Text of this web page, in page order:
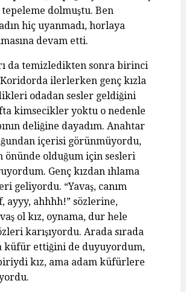
dolmuştu. Ben
hiç uyanmadı, horlaya
devam etti.
da temizledikten sonra birinci
ilerlerken genç kızla
odadan sesler geldiğini
kimsecikler yoktu o nedenle
deliğine dayadım. Anahtar
içerisi görünmüyordu,
önünde olduğum için sesleri
Genç kızdan ıhlama
geliyordu. “Yavaş, canım
ayyy, ahhhh!” sözlerine,
ol kız, oynama, dur hele
karışıyordu. Arada sırada
küfür ettiğini de duyuyordum,
kız, ama adam küfürlere